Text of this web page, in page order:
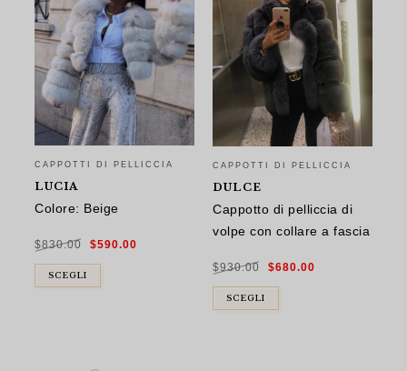
CAPPOTTI DI PELLICCIA
LUCIA
Colore: Beige
$830.00
Il
prezzo
era:
$590.00
SCEGLI
CAPPOTTI DI PELLICCIA
DULCE
Cappotto di pelliccia di
volpe con collare a fascia
$930.00
Il
prezzo
era:
$680.00
SCEGLI